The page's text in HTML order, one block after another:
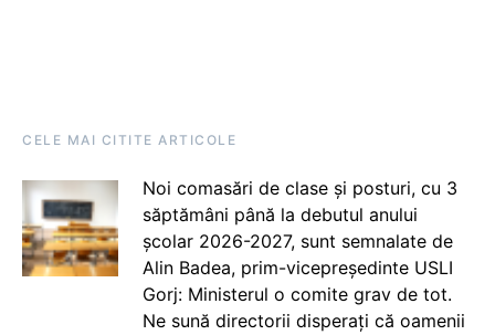
CELE MAI CITITE ARTICOLE
Noi comasări de clase și posturi, cu 3
săptămâni până la debutul anului
școlar 2026-2027, sunt semnalate de
Alin Badea, prim-vicepreședinte USLI
Gorj: Ministerul o comite grav de tot.
Ne sună directorii disperați că oamenii